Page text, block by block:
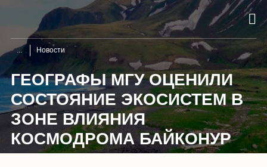
Новости
ГЕОГРАФЫ МГУ ОЦЕНИЛИ
СОСТОЯНИЕ ЭКОСИСТЕМ В
ЗОНЕ ВЛИЯНИЯ
КОСМОДРОМА БАЙКОНУР